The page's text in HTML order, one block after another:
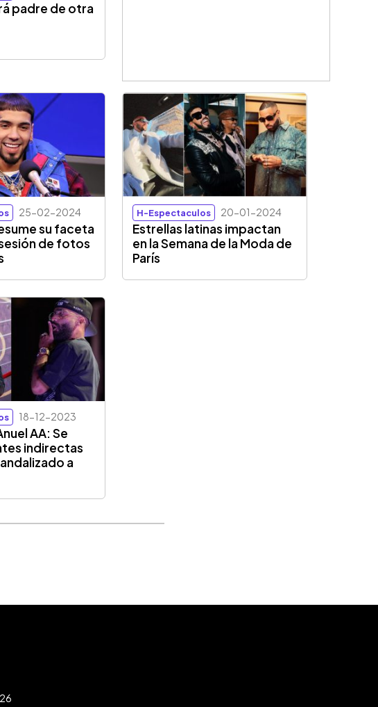
padre de otra
25-02-2024
su faceta
de fotos
H-Espectaculos 20-01-2024
Estrellas latinas impactan
en la Semana de la Moda de
París
18-12-2023
AA: Se
indirectas
a